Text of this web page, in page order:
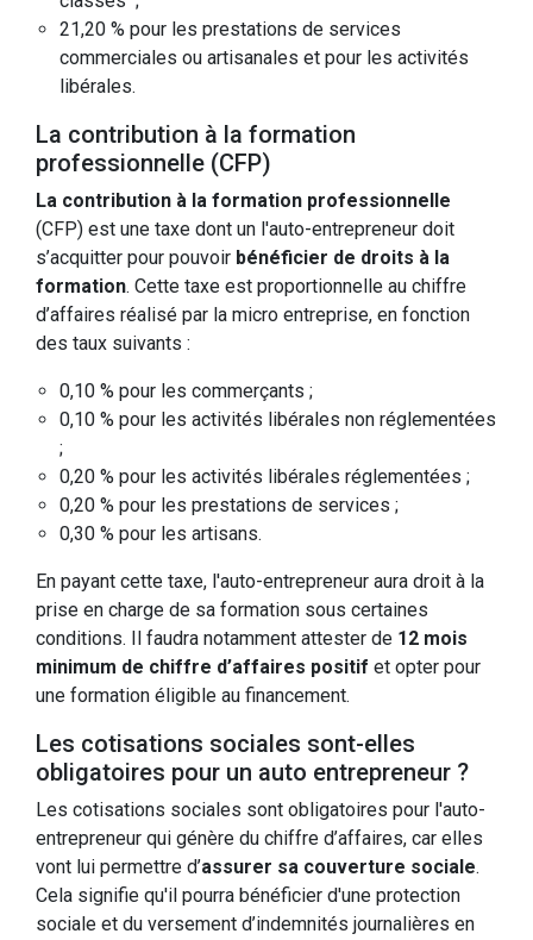
21,20 % pour les prestations de services
commerciales ou artisanales et pour les activités
libérales.
La contribution à la formation
professionnelle (CFP)
La contribution à la formation professionnelle
(CFP) est une taxe dont un l'auto-entrepreneur doit
s’acquitter pour pouvoir bénéficier de droits à la
formation. Cette taxe est proportionnelle au chiffre
d’affaires réalisé par la micro entreprise, en fonction
des taux suivants :
0,10 % pour les commerçants ;
0,10 % pour les activités libérales non réglementées
;
0,20 % pour les activités libérales réglementées ;
0,20 % pour les prestations de services ;
0,30 % pour les artisans.
En payant cette taxe, l'auto-entrepreneur aura droit à la
prise en charge de sa formation sous certaines
conditions. Il faudra notamment attester de 12 mois
minimum de chiffre d’affaires positif et opter pour
une formation éligible au financement.
Les cotisations sociales sont-elles
obligatoires pour un auto entrepreneur ?
Les cotisations sociales sont obligatoires pour l'auto-
entrepreneur qui génère du chiffre d’affaires, car elles
vont lui permettre d’assurer sa couverture sociale.
Cela signifie qu'il pourra bénéficier d'une protection
sociale et du versement d’indemnités journalières en